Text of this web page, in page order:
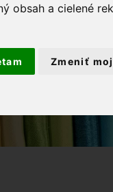
obsah a cielené
Zmeniť
V
d
o
OBCHOD